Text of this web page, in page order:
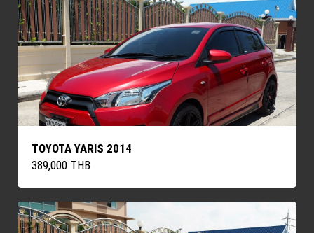
TOYOTA YARIS 2014
389,000 THB